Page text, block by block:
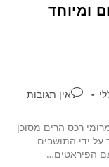
ומיוחד
אין תגובות
רכס הרים מסוכן
על ידי התושבים
הפיראטים…